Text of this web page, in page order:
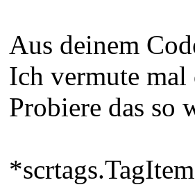
Aus deinem
Ich vermute mal
Probiere das so